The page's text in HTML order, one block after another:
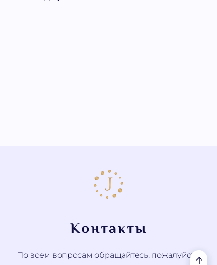
Контакты
По всем вопросам обращайтесь, пожалуйста,